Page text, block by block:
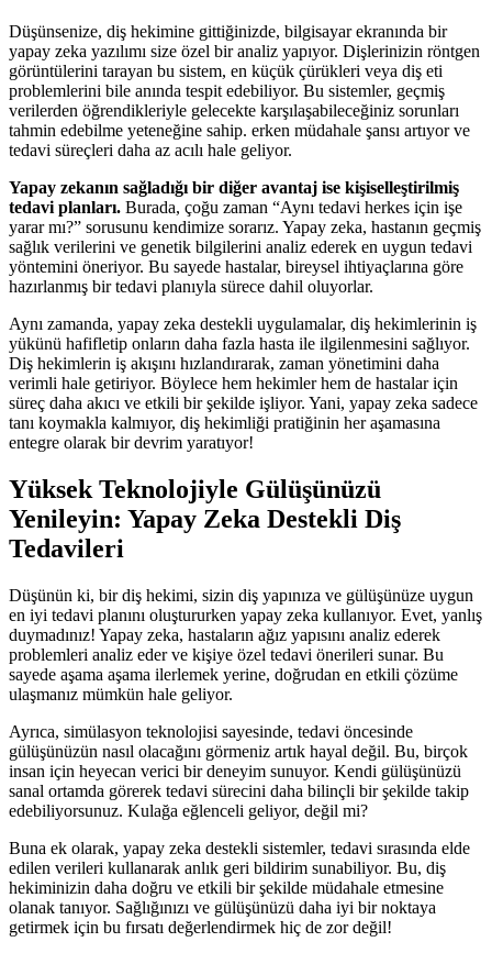
Düşünsenize, diş hekimine gittiğinizde, bilgisayar ekranında bir
yapay zeka yazılımı size özel bir analiz yapıyor. Dişlerinizin röntgen
görüntülerini tarayan bu sistem, en küçük çürükleri veya diş eti
problemlerini bile anında tespit edebiliyor. Bu sistemler, geçmiş
verilerden öğrendikleriyle gelecekte karşılaşabileceğiniz sorunları
tahmin edebilme yeteneğine sahip. erken müdahale şansı artıyor ve
tedavi süreçleri daha az acılı hale geliyor.
Yapay zekanın sağladığı bir diğer avantaj ise kişiselleştirilmiş
tedavi planları. Burada, çoğu zaman “Aynı tedavi herkes için işe
yarar mı?” sorusunu kendimize sorarız. Yapay zeka, hastanın geçmiş
sağlık verilerini ve genetik bilgilerini analiz ederek en uygun tedavi
yöntemini öneriyor. Bu sayede hastalar, bireysel ihtiyaçlarına göre
hazırlanmış bir tedavi planıyla sürece dahil oluyorlar.
Aynı zamanda, yapay zeka destekli uygulamalar, diş hekimlerinin iş
yükünü hafifletip onların daha fazla hasta ile ilgilenmesini sağlıyor.
Diş hekimlerin iş akışını hızlandırarak, zaman yönetimini daha
verimli hale getiriyor. Böylece hem hekimler hem de hastalar için
süreç daha akıcı ve etkili bir şekilde işliyor. Yani, yapay zeka sadece
tanı koymakla kalmıyor, diş hekimliği pratiğinin her aşamasına
entegre olarak bir devrim yaratıyor!
Yüksek Teknolojiyle Gülüşünüzü
Yenileyin: Yapay Zeka Destekli Diş
Tedavileri
Düşünün ki, bir diş hekimi, sizin diş yapınıza ve gülüşünüze uygun
en iyi tedavi planını oluştururken yapay zeka kullanıyor. Evet, yanlış
duymadınız! Yapay zeka, hastaların ağız yapısını analiz ederek
problemleri analiz eder ve kişiye özel tedavi önerileri sunar. Bu
sayede aşama aşama ilerlemek yerine, doğrudan en etkili çözüme
ulaşmanız mümkün hale geliyor.
Ayrıca, simülasyon teknolojisi sayesinde, tedavi öncesinde
gülüşünüzün nasıl olacağını görmeniz artık hayal değil. Bu, birçok
insan için heyecan verici bir deneyim sunuyor. Kendi gülüşünüzü
sanal ortamda görerek tedavi sürecini daha bilinçli bir şekilde takip
edebiliyorsunuz. Kulağa eğlenceli geliyor, değil mi?
Buna ek olarak, yapay zeka destekli sistemler, tedavi sırasında elde
edilen verileri kullanarak anlık geri bildirim sunabiliyor. Bu, diş
hekiminizin daha doğru ve etkili bir şekilde müdahale etmesine
olanak tanıyor. Sağlığınızı ve gülüşünüzü daha iyi bir noktaya
getirmek için bu fırsatı değerlendirmek hiç de zor değil!